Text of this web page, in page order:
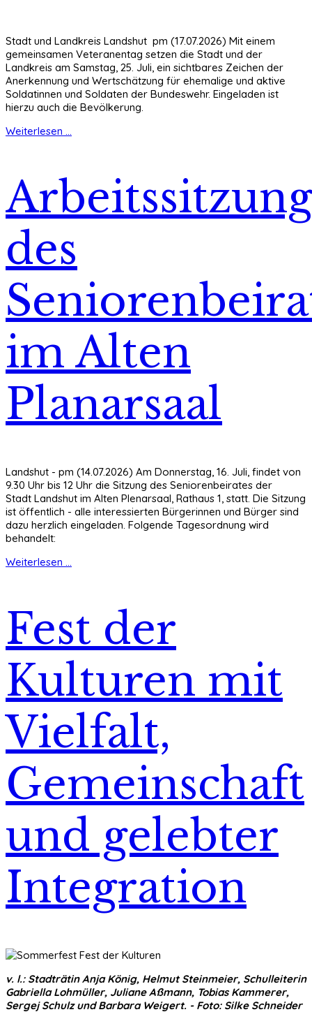
Stadt und Landkreis Landshut pm (17.07.2026) Mit einem
gemeinsamen Veteranentag setzen die Stadt und der
Landkreis am Samstag, 25. Juli, ein sichtbares Zeichen der
Anerkennung und Wertschätzung für ehemalige und aktive
Soldatinnen und Soldaten der Bundeswehr. Eingeladen ist
hierzu auch die Bevölkerung.
Weiterlesen ...
Arbeitssitzung
des
im Alten
Planarsaal
Landshut - pm (14.07.2026) Am Donnerstag, 16. Juli, findet von
9.30 Uhr bis 12 Uhr die Sitzung des Seniorenbeirates der
Stadt Landshut im Alten Plenarsaal, Rathaus 1, statt. Die Sitzung
ist öffentlich - alle interessierten Bürgerinnen und Bürger sind
dazu herzlich eingeladen. Folgende Tagesordnung wird
behandelt:
Weiterlesen ...
Fest der
Kulturen mit
Vielfalt,
Gemeinschaft
und gelebter
Integration
v. l.: Stadträtin Anja König, Helmut Steinmeier, Schulleiterin
Gabriella Lohmüller, Juliane Aßmann, Tobias Kammerer,
Sergej Schulz und Barbara Weigert. - Foto: Silke Schneider